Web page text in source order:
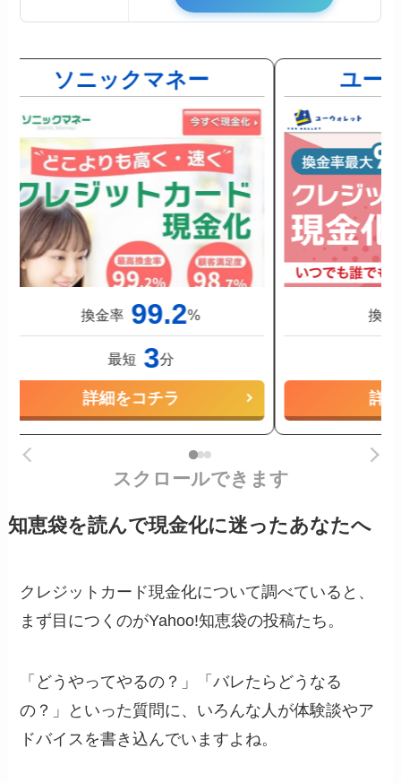
ソニックマネー
換金率 99.2%
最短 3分
詳細をコチラ
ユー
換金
詳
スクロールできます
知恵袋を読んで現金化に迷ったあなたへ
クレジットカード現金化について調べていると、
まず目につくのがYahoo!知恵袋の投稿たち。
「どうやってやるの？」「バレたらどうなる
の？」といった質問に、いろんな人が体験談やア
ドバイスを書き込んでいますよね。